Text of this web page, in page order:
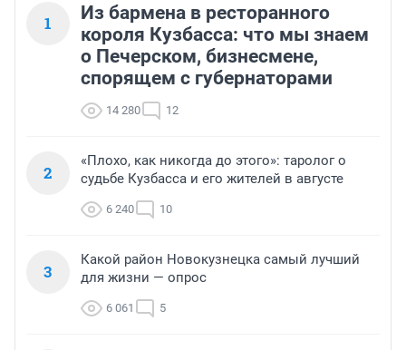
1
Из бармена в ресторанного
короля Кузбасса: что мы знаем
о Печерском, бизнесмене,
спорящем с губернаторами
14 280 12
2
«Плохо, как никогда до этого»: таролог о
судьбе Кузбасса и его жителей в августе
6 240 10
3
Какой район Новокузнецка самый лучший
для жизни — опрос
6 061 5